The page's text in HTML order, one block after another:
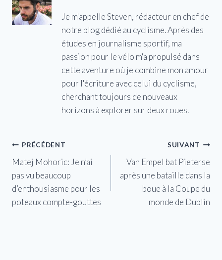
Je m'appelle Steven, rédacteur en chef de
notre blog dédié au cyclisme. Après des
études en journalisme sportif, ma
passion pour le vélo m'a propulsé dans
cette aventure où je combine mon amour
pour l'écriture avec celui du cyclisme,
cherchant toujours de nouveaux
horizons à explorer sur deux roues.
Navigation
de
l’article
PRÉCÉDENT
Matej Mohoric: Je n’ai
pas vu beaucoup
d’enthousiasme pour les
poteaux compte-gouttes
SUIVANT
Van Empel bat Pieterse
après une bataille dans la
boue à la Coupe du
monde de Dublin